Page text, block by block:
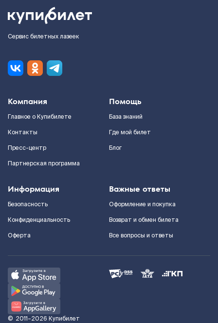
Сервис билетных лазеек
Компания
Главное о Купибилете
Контакты
Пресс-центр
Партнерская программа
Помощь
База знаний
Где мой билет
Блог
Информация
Безопасность
Конфиденциальность
Оферта
Важные ответы
Оформление и покупка
Возврат и обмен билета
Все вопросы и ответы
© 2011–2026 Купибилет